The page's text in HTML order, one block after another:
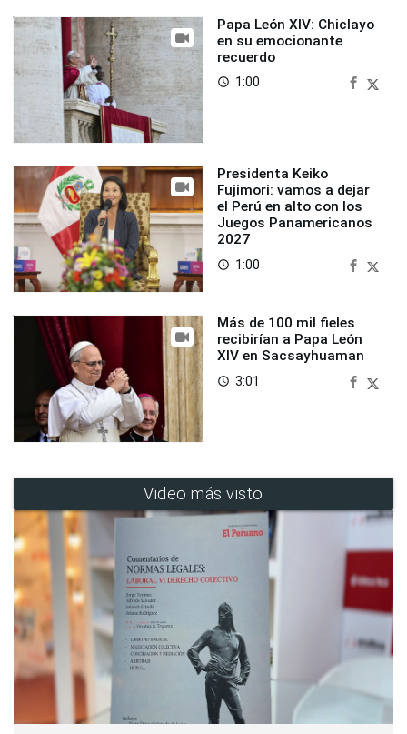
Papa León XIV: Chiclayo
en su emocionante
recuerdo
access_time 1:00
Presidenta Keiko
Fujimori: vamos a dejar
el Perú en alto con los
Juegos Panamericanos
2027
access_time 1:00
Más de 100 mil fieles
recibirían a Papa León
XIV en Sacsayhuaman
access_time 3:01
Video más visto